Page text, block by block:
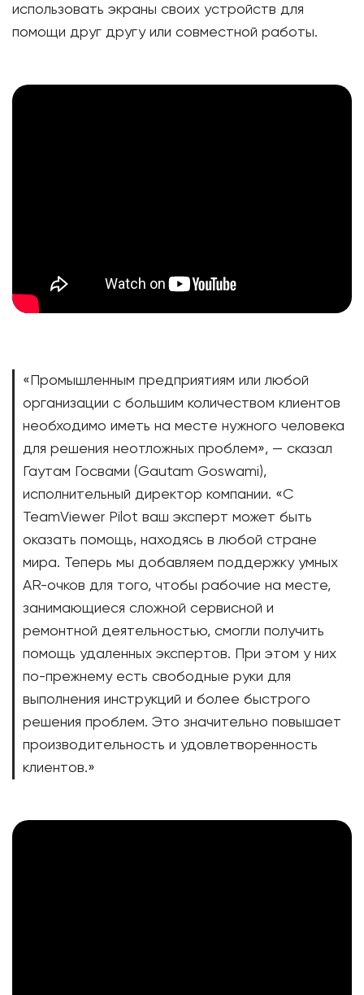
использовать экраны своих устройств для
помощи друг другу или совместной работы.
«Промышленным предприятиям или любой
организации с большим количеством клиентов
необходимо иметь на месте нужного человека
для решения неотложных проблем», — сказал
Гаутам Госвами (Gautam Goswami),
исполнительный директор компании. «С
TeamViewer Pilot ваш эксперт может быть
оказать помощь, находясь в любой стране
мира. Теперь мы добавляем поддержку умных
AR-очков для того, чтобы рабочие на месте,
занимающиеся сложной сервисной и
ремонтной деятельностью, смогли получить
помощь удаленных экспертов. При этом у них
по-прежнему есть свободные руки для
выполнения инструкций и более быстрого
решения проблем. Это значительно повышает
производительность и удовлетворенность
клиентов.»